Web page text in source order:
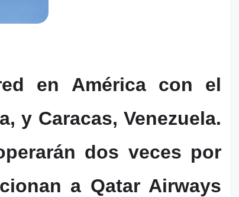
en América con el
y Caracas, Venezuela.
dos veces por
a Qatar Airways